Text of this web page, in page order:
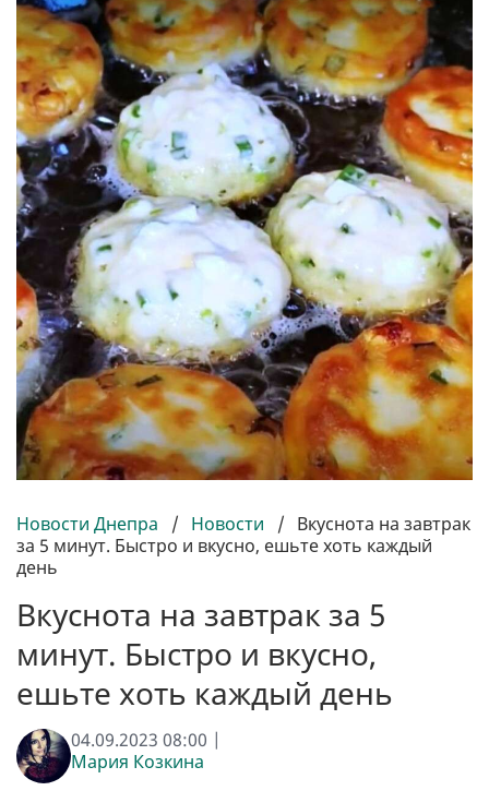
Новости Днепра / Новости / Вкуснота на завтрак
за 5 минут. Быстро и вкусно, ешьте хоть каждый
день
Вкуснота на завтрак за 5
минут. Быстро и вкусно,
ешьте хоть каждый день
04.09.2023 08:00 |
Мария Козкина